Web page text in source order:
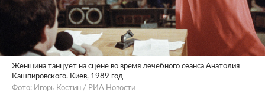
Женщина танцует на сцене во время лечебного сеанса Анатолия
Кашпировского. Киев, 1989 год
Фото: Игорь Костин / РИА Новости